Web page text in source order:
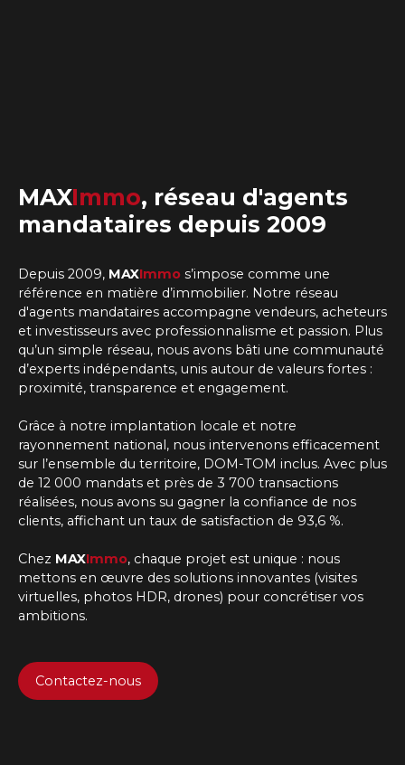
MAXImmo, réseau d'agents
mandataires depuis 2009
Depuis 2009, MAXImmo s’impose comme une
référence en matière d’immobilier. Notre réseau
d'agents mandataires accompagne vendeurs, acheteurs
et investisseurs avec professionnalisme et passion. Plus
qu’un simple réseau, nous avons bâti une communauté
d’experts indépendants, unis autour de valeurs fortes :
proximité, transparence et engagement.
Grâce à notre implantation locale et notre
rayonnement national, nous intervenons efficacement
sur l’ensemble du territoire, DOM-TOM inclus. Avec plus
de 12 000 mandats et près de 3 700 transactions
réalisées, nous avons su gagner la confiance de nos
clients, affichant un taux de satisfaction de 93,6 %.
Chez MAXImmo, chaque projet est unique : nous
mettons en œuvre des solutions innovantes (visites
virtuelles, photos HDR, drones) pour concrétiser vos
ambitions.
Contactez-nous